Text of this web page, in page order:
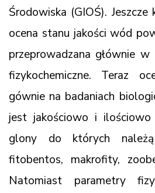
Środowiska (GIOŚ).
ocena stanu jakości wód
przeprowadzana głównie
fizykochemiczne. Teraz
gównie na badaniach
jest jakościowo i ilościowo
glony do których
fitobentos, makrofity,
Natomiast parametry